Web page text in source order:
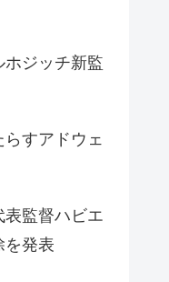
ホジッチ新監
すアドウェ
表監督ハビエ
を発表